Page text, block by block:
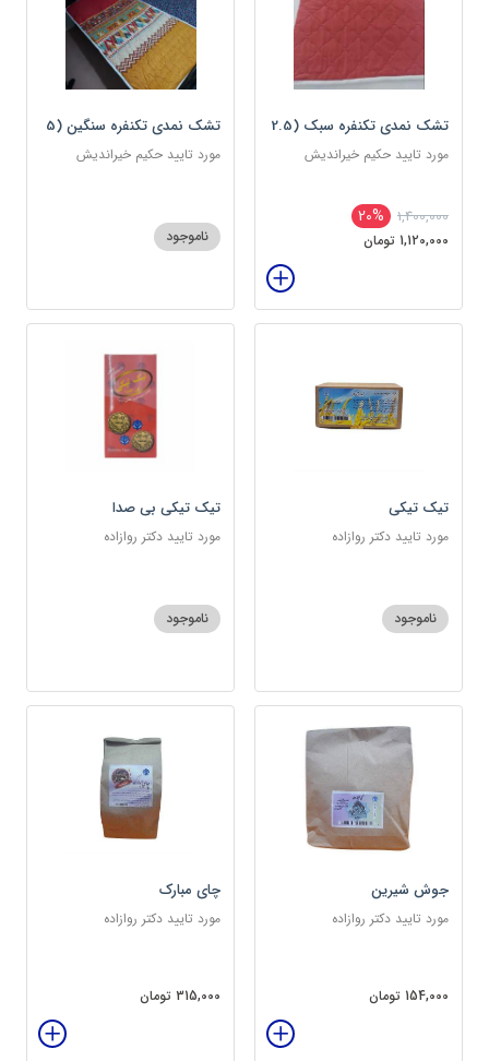
تشک نمدی تکنفره سبک (2.5
کیلویی) دوین (پس کرایه)
مورد تایید حکیم خیراندیش
1,400,000
20%
1,120,000 تومان
تشک نمدی تکنفره سنگین (5
کیلویی) دوین (پس کرایه)
مورد تایید حکیم خیراندیش
ناموجود
تیک تیکی
مورد تایید دکتر روازاده
ناموجود
تیک تیکی بی صدا
مورد تایید دکتر روازاده
ناموجود
جوش شیرین
مورد تایید دکتر روازاده
154,000 تومان
چای مبارک
مورد تایید دکتر روازاده
315,000 تومان